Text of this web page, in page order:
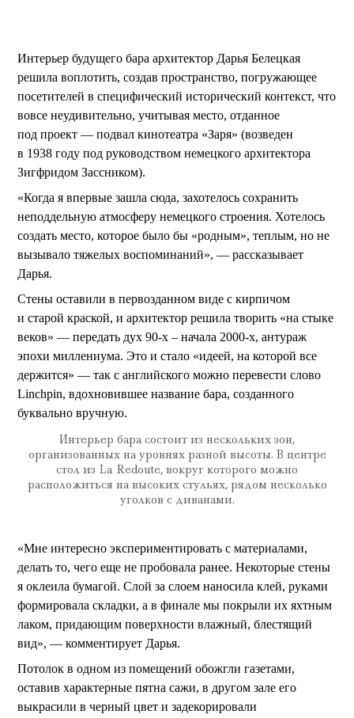
Интерьер будущего бара архитектор Дарья Белецкая
решила воплотить, создав пространство, погружающее
посетителей в специфический исторический контекст, что
вовсе неудивительно, учитывая место, отданное
под проект — подвал кинотеатра «Заря» (возведен
в 1938 году под руководством немецкого архитектора
Зигфридом Зассником).
«Когда я впервые зашла сюда, захотелось сохранить
неподдельную атмосферу немецкого строения. Хотелось
создать место, которое было бы «родным», теплым, но не
вызывало тяжелых воспоминаний», — рассказывает
Дарья.
Стены оставили в первозданном виде с кирпичом
и старой краской, и архитектор решила творить «на стыке
веков» — передать дух 90-х – начала 2000-х, антураж
эпохи миллениума. Это и стало «идеей, на которой все
держится» — так с английского можно перевести слово
Linchpin, вдохновившее название бара, созданного
буквально вручную.
Интерьер бара состоит из нескольких зон,
организованных на уровнях разной высоты. В центре
стол из La Redoute, вокруг которого можно
расположиться на высоких стульях, рядом несколько
уголков с диванами.
«Мне интересно экспериментировать с материалами,
делать то, чего еще не пробовала ранее. Некоторые стены
я оклеила бумагой. Слой за слоем наносила клей, руками
формировала складки, а в финале мы покрыли их яхтным
лаком, придающим поверхности влажный, блестящий
вид», — комментирует Дарья.
Потолок в одном из помещений обожгли газетами,
оставив характерные пятна сажи, в другом зале его
выкрасили в черный цвет и задекорировали